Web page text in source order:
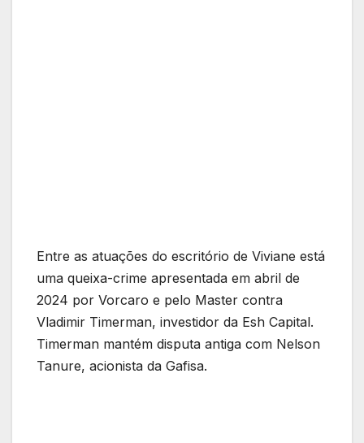
Entre as atuações do escritório de Viviane está
uma queixa-crime apresentada em abril de
2024 por Vorcaro e pelo Master contra
Vladimir Timerman, investidor da Esh Capital.
Timerman mantém disputa antiga com Nelson
Tanure, acionista da Gafisa.